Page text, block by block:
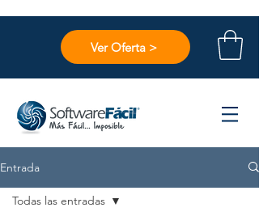
Ver Oferta >
Entrada
Todas las entradas